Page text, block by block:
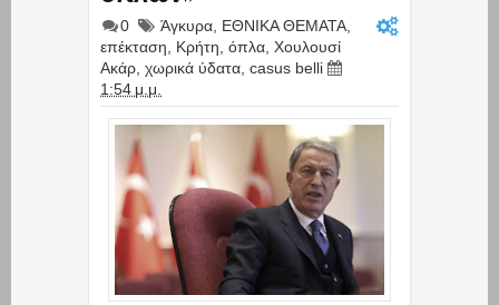
0 Άγκυρα ΕΘΝΙΚΑ ΘΕΜΑΤΑ
επέκταση
Κρήτη όπλα Χουλουσί
Ακάρ χωρικά ύδατα casus belli
1:54 μ.μ.